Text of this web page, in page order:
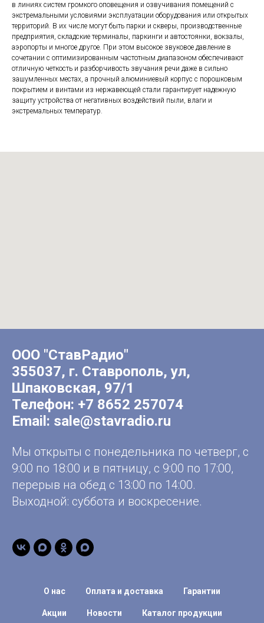
в линиях систем громкого оповещения и озвучивания помещений с
экстремальными условиями эксплуатации оборудования или открытых
территорий. В их числе могут быть парки и скверы, производственные
предприятия, складские терминалы, паркинги и автостоянки, вокзалы,
аэропорты и многое другое. При этом высокое звуковое давление в
сочетании с оптимизированным частотным диапазоном обеспечивают
отличную четкость и разборчивость звучания речи даже в сильно
зашумленных местах, а прочный алюминиевый корпус с порошковым
покрытием и винтами из нержавеющей стали гарантирует надежную
защиту устройства от негативных воздействий пыли, влаги и
экстремальных температур.
ООО "СтавРадио"
355037, г. Ставрополь, ул,
Шпаковская, 97/1
Телефон: +7 8652 257074
Email: sale@stavradio.ru
Мы открыты с понедельника по четверг, с
9:00 по 18:00 и в пятницу, с 9:00 по 17:00,
перерыв на обед с 13:00 по 14:00.
Выходной: суббота и воскресение.
О нас Оплата и доставка Гарантии
Акции Новости Каталог продукции